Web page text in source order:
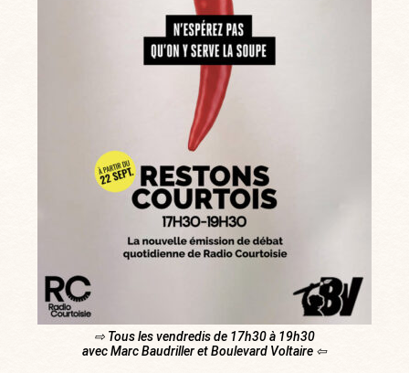
⇨ Tous les vendredis de 17h30 à 19h30
avec Marc Baudriller et Boulevard Voltaire ⇦